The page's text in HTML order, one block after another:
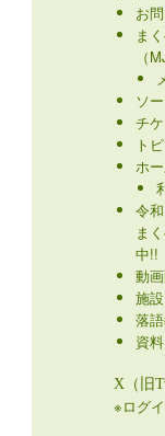
お
ま
（
ソ
チ
ト
ホ
令
ま
中!!
動
施
落
資
X（旧
※ログ